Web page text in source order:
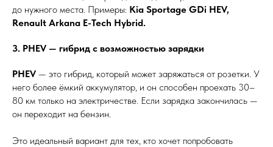
до нужного места. Примеры: Kia Sportage GDi HEV,
Renault Arkana E-Tech Hybrid.
3. PHEV — гибрид с возможностью зарядки
PHEV — это гибрид, который может заряжаться от розетки. У
него более ёмкий аккумулятор, и он способен проехать 30–
80 км только на электричестве. Если зарядка закончилась —
он переходит на бензин.
Это идеальный вариант для тех, кто хочет попробовать